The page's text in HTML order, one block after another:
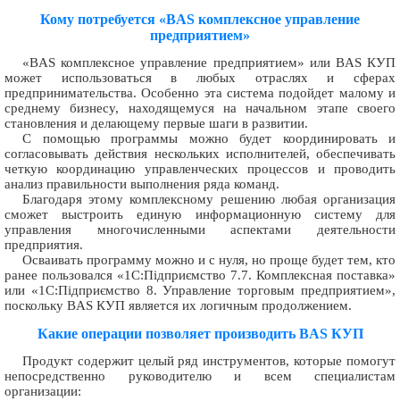
Кому потребуется «BAS комплексное управление
предприятием»
«BAS комплексное управление предприятием» или BAS КУП
может использоваться в любых отраслях и сферах
предпринимательства. Особенно эта система подойдет малому и
среднему бизнесу, находящемуся на начальном этапе своего
становления и делающему первые шаги в развитии.
С помощью программы можно будет координировать и
согласовывать действия нескольких исполнителей, обеспечивать
четкую координацию управленческих процессов и проводить
анализ правильности выполнения ряда команд.
Благодаря этому комплексному решению любая организация
сможет выстроить единую информационную систему для
управления многочисленными аспектами деятельности
предприятия.
Осваивать программу можно и с нуля, но проще будет тем, кто
ранее пользовался «1С:Підприємство 7.7. Комплексная поставка»
или «1С:Підприємство 8. Управление торговым предприятием»,
поскольку BAS КУП является их логичным продолжением.
Какие операции позволяет производить BAS КУП
Продукт содержит целый ряд инструментов, которые помогут
непосредственно руководителю и всем специалистам
организации: